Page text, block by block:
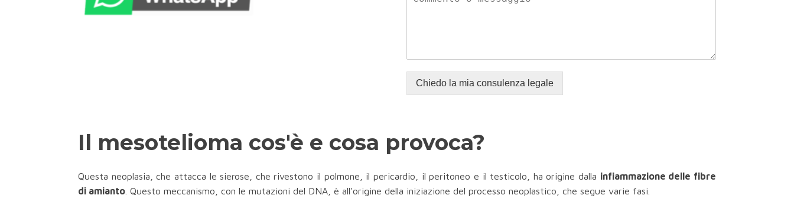
Chiedo la mia consulenza legale
Il mesotelioma cos'è e cosa provoca?
Questa neoplasia, che attacca le sierose, che rivestono il polmone, il pericardio, il peritoneo e il testicolo, ha origine dalla infiammazione delle fibre
di amianto . Questo meccanismo, con le mutazioni del DNA, è all'origine della iniziazione del processo neoplastico, che segue varie fasi.